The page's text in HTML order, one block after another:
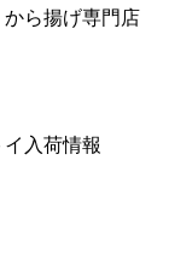
ら揚げ専門店
イ入荷情報